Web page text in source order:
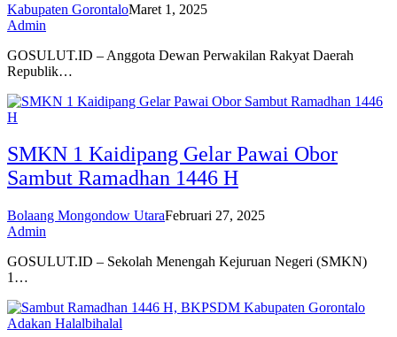
Kabupaten GorontaloMaret 1, 2025
Admin
GOSULUT.ID – Anggota Dewan Perwakilan Rakyat Daerah
Republik…
SMKN 1 Kaidipang Gelar Pawai Obor
Sambut Ramadhan 1446 H
Bolaang Mongondow UtaraFebruari 27, 2025
Admin
GOSULUT.ID – Sekolah Menengah Kejuruan Negeri (SMKN)
1…